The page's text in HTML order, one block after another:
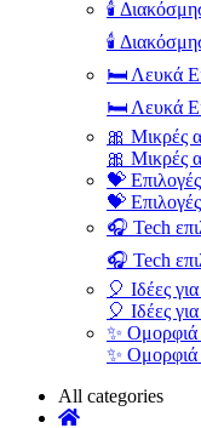
🕯️
🕯️
🛏️ Λευκά
🛏️ Λευκά
🎀 Μικρές
🎀 Μικρές
💝
💝
🎧 Tech
🎧 Tech
🎈 Ιδέες
🎈 Ιδέες
✨ Ομορφιά
✨ Ομορφιά
All categories